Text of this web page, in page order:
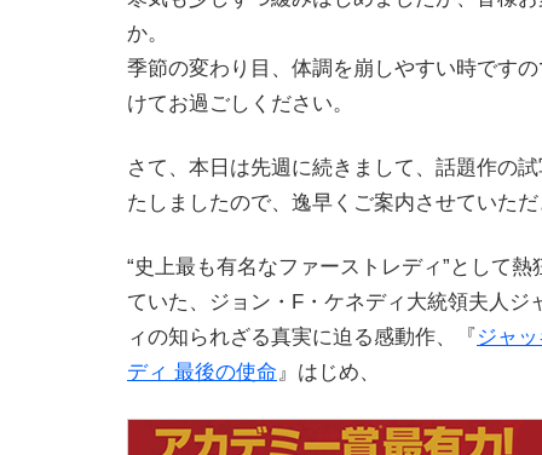
か。
季節の変わり目、体調を崩しやすい時です
けてお過ごしください。
さて、本日は先週に続きまして、話題作の
たしましたので、逸早くご案内させていた
“史上最も有名なファーストレディ”として
ていた、ジョン・F・ケネディ大統領夫人ジ
ィの知られざる真実に迫る感動作、『 ジャ
ディ 最後の使命 』はじめ、